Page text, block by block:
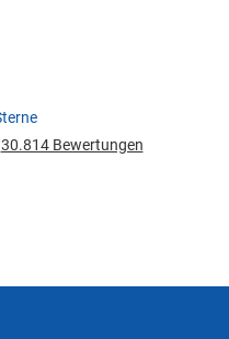
30.814 Bewertungen